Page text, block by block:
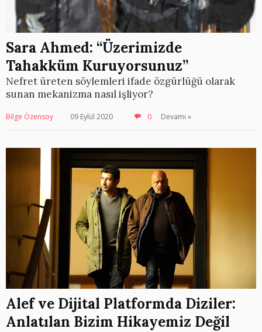
Sara Ahmed: “Üzerimizde
Tahakküm Kuruyorsunuz”
Nefret üreten söylemleri ifade özgürlüğü olarak
sunan mekanizma nasıl işliyor?
Bilge Özensoy 09 Eylül 2020 0 Devamı »
Alef ve Dijital Platformda Diziler:
Anlatılan Bizim Hikayemiz Değil